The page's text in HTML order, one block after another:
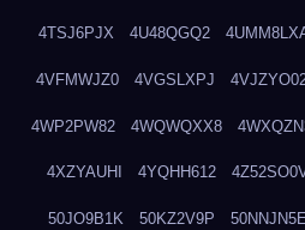
4TSJ6PJX 4U48QGQ2
4VFMWJZ0 4VGSLXPJ
4WP2PW82 4WQWQXX8
4XZYAUHI 4YQHH612
50JO9B1K 50KZ2V9P 50NNJN5E